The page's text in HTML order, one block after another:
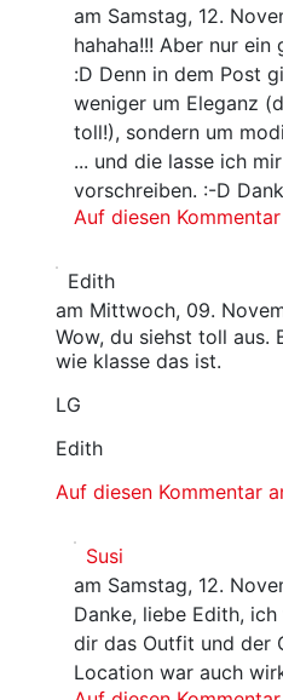
am Samstag, 12.
hahaha!!! Aber nur ein
:D Denn in dem Post
weniger um Eleganz
toll!), sondern um
... und die lasse ich
vorschreiben. :-D
Auf diesen
Edith
am Mittwoch, 09.
Wow, du siehst toll aus.
wie klasse das ist.
LG
Edith
Auf diesen Kommentar
Susi
am Samstag, 12.
Danke, liebe Edith,
dir das Outfit und der
Location war auch